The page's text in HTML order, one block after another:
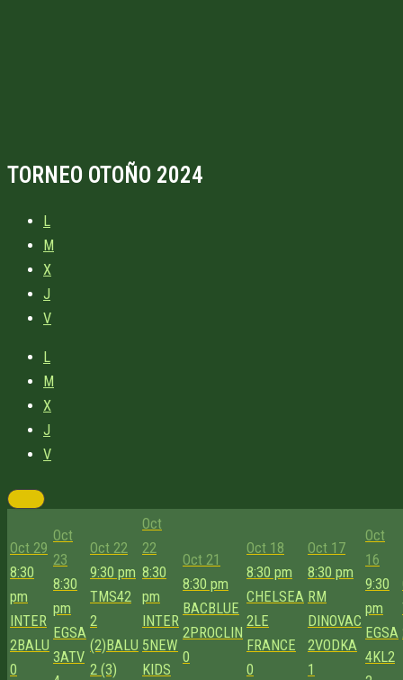
TORNEO OTOÑO 2024
L
M
X
J
V
L
M
X
J
V
Oct 29
8:30
pm
INTER
2BALU
0
Oct
23
8:30
pm
EGSA
3ATV
Oct 22
9:30 pm
TMS42
2
(2)BALU
2 (3)
Oct
22
8:30
pm
INTER
5NEW
KIDS
Oct 21
8:30 pm
BACBLUE
2PROCLIN
0
Oct 18
8:30 pm
CHELSEA
2LE
FRANCE
0
Oct 17
8:30 pm
RM
DINOVAC
2VODKA
1
Oct
16
9:30
pm
EGSA
4KL2